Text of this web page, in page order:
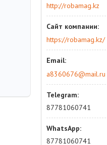
http://robamag.kz
https://robamag.kz/
a8360676@mail.ru
87781060741
87781060741